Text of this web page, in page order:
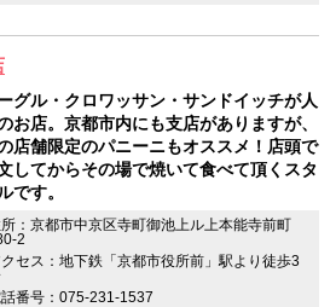
グル・クロワッサン・サンドイッチが人
お店。京都市内にも支店がありますが、
店舗限定のパニーニもオススメ！店頭で
してからその場で焼いて食べて頂くスタ
です。
：京都市中京区寺町御池上ル上本能寺前町
2
セス：地下鉄「京都市役所前」駅より徒歩3
話番号：075-231-1537